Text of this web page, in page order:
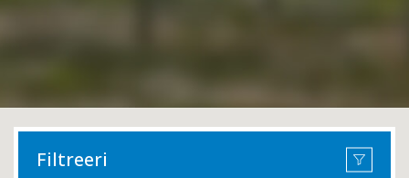
Filtreeri